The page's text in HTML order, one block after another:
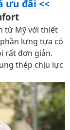
ưu đãi <<
từ Mỹ với thiết
lưng tựa có
rất đơn giản.
thép chịu lực